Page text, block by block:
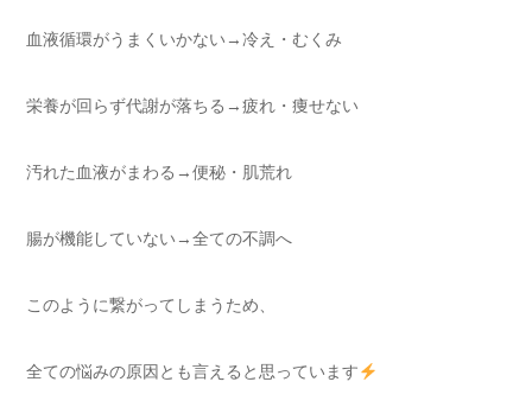
血液循環がうまくいかない→冷え・むくみ
栄養が回らず代謝が落ちる→疲れ・痩せない
汚れた血液がまわる→便秘・肌荒れ
腸が機能していない→全ての不調へ
このように繋がってしまうため、
全ての悩みの原因とも言えると思っています